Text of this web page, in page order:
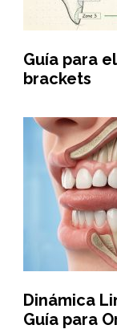
Guía para
brackets
Dinámica
Guía para